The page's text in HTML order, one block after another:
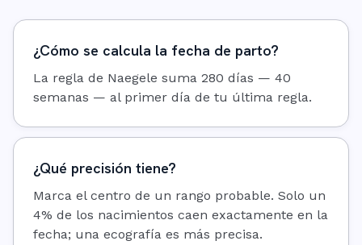
¿Cómo se calcula la fecha de parto?
La regla de Naegele suma 280 días — 40
semanas — al primer día de tu última regla.
¿Qué precisión tiene?
Marca el centro de un rango probable. Solo un
4% de los nacimientos caen exactamente en la
fecha; una ecografía es más precisa.